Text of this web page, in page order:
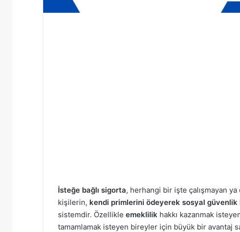
İsteğe bağlı sigorta, herhangi bir işte çalışmayan
kişilerin, kendi primlerini ödeyerek sosyal güvenlik
sistemdir. Özellikle emeklilik hakkı kazanmak
tamamlamak isteyen bireyler için büyük bir avantaj